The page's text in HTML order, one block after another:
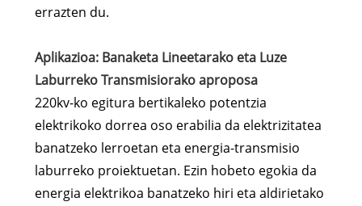
errazten du.
Aplikazioa: Banaketa Lineetarako eta Luze
Laburreko Transmisiorako aproposa
220kv-ko egitura bertikaleko potentzia
elektrikoko dorrea oso erabilia da elektrizitatea
banatzeko lerroetan eta energia-transmisio
laburreko proiektuetan. Ezin hobeto egokia da
energia elektrikoa banatzeko hiri eta aldirietako